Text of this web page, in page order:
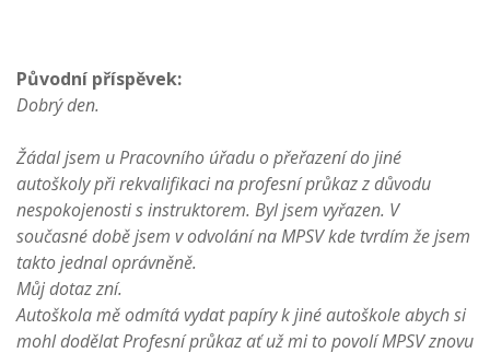
Původní příspěvek:
Dobrý den.
Žádal jsem u Pracovního úřadu o přeřazení do jiné
autoškoly při rekvalifikaci na profesní průkaz z důvodu
nespokojenosti s instruktorem. Byl jsem vyřazen. V
současné době jsem v odvolání na MPSV kde tvrdím že jsem
takto jednal oprávněně.
Můj dotaz zní.
Autoškola mě odmítá vydat papíry k jiné autoškole abych si
mohl dodělat Profesní průkaz ať už mi to povolí MPSV znovu